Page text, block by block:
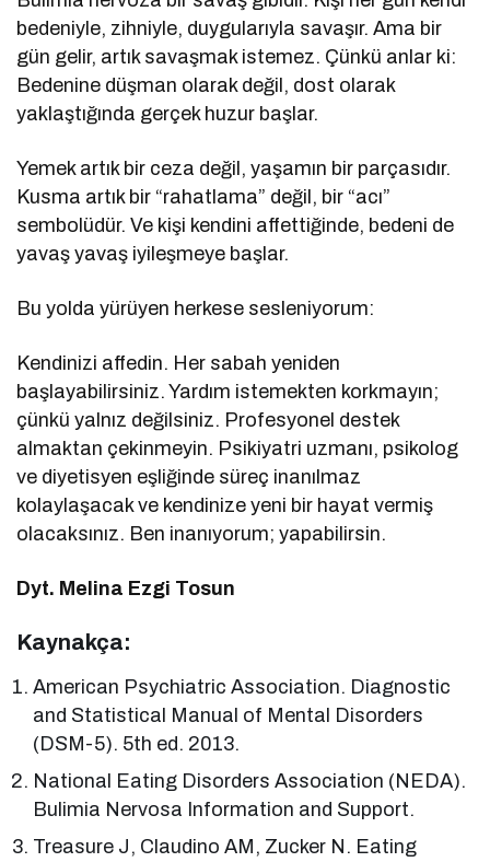
bedeniyle, zihniyle, duygularıyla savaşır. Ama bir
gün gelir, artık savaşmak istemez. Çünkü anlar ki:
Bedenine düşman olarak değil, dost olarak
yaklaştığında gerçek huzur başlar.
Yemek artık bir ceza değil, yaşamın bir parçasıdır.
Kusma artık bir “rahatlama” değil, bir “acı”
sembolüdür. Ve kişi kendini affettiğinde, bedeni de
yavaş yavaş iyileşmeye başlar.
Bu yolda yürüyen herkese sesleniyorum:
Kendinizi affedin. Her sabah yeniden
başlayabilirsiniz. Yardım istemekten korkmayın;
çünkü yalnız değilsiniz. Profesyonel destek
almaktan çekinmeyin. Psikiyatri uzmanı, psikolog
ve diyetisyen eşliğinde süreç inanılmaz
kolaylaşacak ve kendinize yeni bir hayat vermiş
olacaksınız. Ben inanıyorum; yapabilirsin.
Dyt. Melina Ezgi Tosun
Kaynakça:
American Psychiatric Association. Diagnostic
and Statistical Manual of Mental Disorders
(DSM-5). 5th ed. 2013.
National Eating Disorders Association (NEDA).
Bulimia Nervosa Information and Support.
Treasure J, Claudino AM, Zucker N. Eating